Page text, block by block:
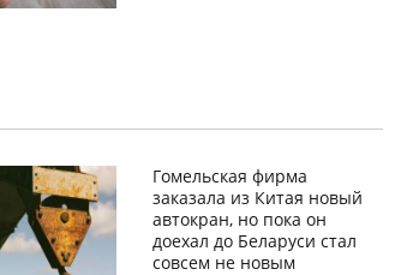
Гомельская фирма
заказала из Китая новый
автокран, но пока он
доехал до Беларуси стал
совсем не новым